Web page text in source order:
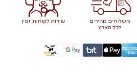
משלוחים מהירים
לכל הארץ
שירות לקוחות זמין